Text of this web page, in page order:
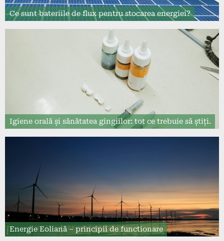
Ce sunt bateriile de flux pentru stocarea energiei?
Igiene orală și sănătatea gingiilor: tot ce trebuie să știți.
Energie Eoliană – principii de functionare